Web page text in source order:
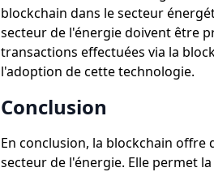
blockchain dans le secteur
secteur de l'énergie doivent être
transactions effectuées via la
l'adoption de cette technologie.
Conclusion
En conclusion, la blockchain
secteur de l'énergie. Elle permet